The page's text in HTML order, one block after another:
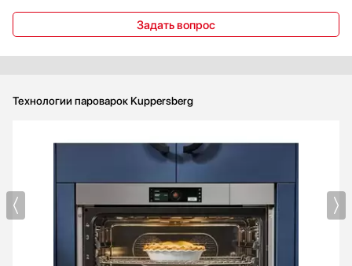
Задать вопрос
Технологии пароварок Kuppersberg